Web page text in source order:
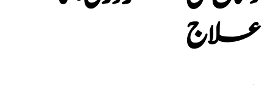
علاج